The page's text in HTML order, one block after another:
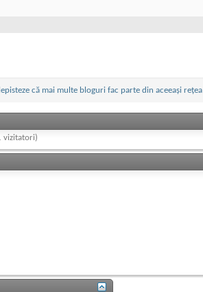
că mai multe bloguri fac parte din aceeași rețea
vizitatori)